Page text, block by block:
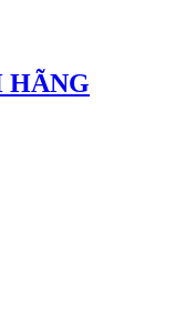
HÃNG